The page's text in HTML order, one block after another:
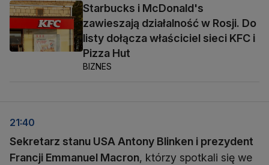
Starbucks i McDonald's
zawieszają działalność w Rosji. Do
listy dołącza właściciel sieci KFC i
Pizza Hut
BIZNES
21:40
Sekretarz stanu USA Antony Blinken i prezydent
Francji Emmanuel Macron, którzy spotkali się we